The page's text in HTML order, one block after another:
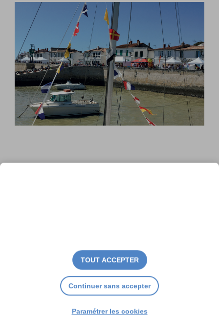
TOUT ACCEPTER
Continuer sans accepter
Paramétrer les cookies